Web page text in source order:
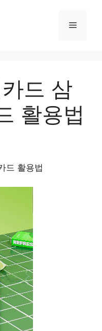
Menu
드 삼
활용법
드 활용법